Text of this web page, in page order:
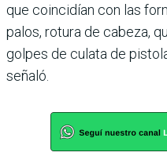
que coincidían con las
palos, rotura de cabeza,
golpes de culata de
señaló.